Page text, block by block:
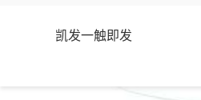
凯发一触即发